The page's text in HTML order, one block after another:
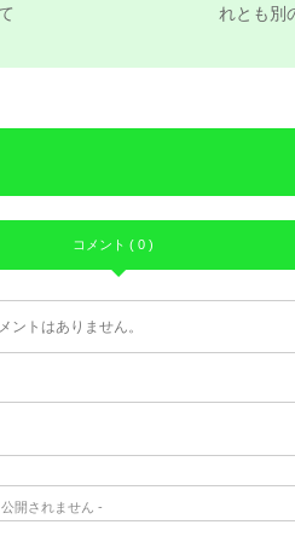
れとも別
コメント ( 0 )
ントはありません。
開されません -